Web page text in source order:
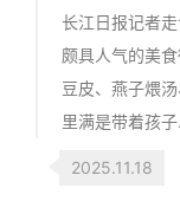
长江日报记者
颇具人气的美
豆皮、燕子煨
里满是带着孩
2025.11.18